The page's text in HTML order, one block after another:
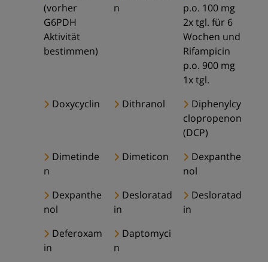
(vorher
G6PDH
Aktivität
bestimmen)
n
p.o. 100 mg
2x tgl. für 6
Wochen und
Rifampicin
p.o. 900 mg
1x tgl.
Doxycyclin
Dithranol
Diphenylcy
clopropenon
(DCP)
Dimetinde
n
Dimeticon
Dexpanthe
nol
Dexpanthe
nol
Desloratad
in
Desloratad
in
Deferoxam
in
Daptomyci
n